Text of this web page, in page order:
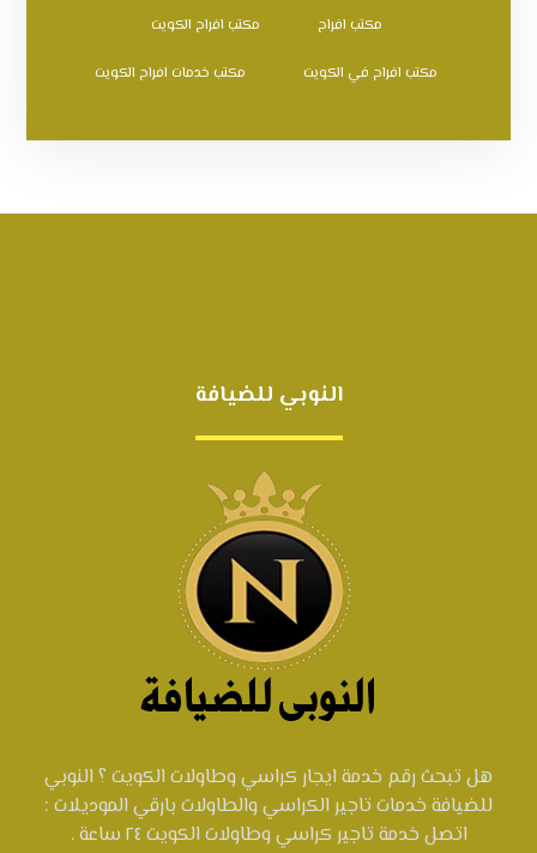
مكتب افراح مكتب افراح الكويت
مكتب افراح في الكويت مكتب خدمات افراح الكويت
النوبي للضيافة
هل تبحث رقم خدمة ايجار كراسي وطاولات الكويت ؟ النوبي
للضيافة خدمات تاجير الكراسي والطاولات بارقي الموديلات :
اتصل خدمة تاجير كراسي وطاولات الكويت ٢٤ ساعة .